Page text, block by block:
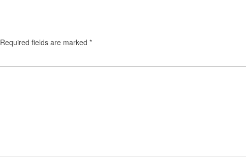
Required fields are marked *